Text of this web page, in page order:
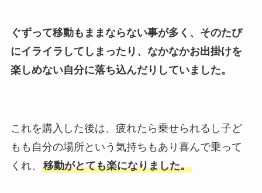
ぐずって移動もままならない事が多く、そのたび
にイライラしてしまったり、なかなかお出掛けを
楽しめない自分に落ち込んだりしていました。
これを購入した後は、疲れたら乗せられるし子ど
もも自分の場所という気持ちもあり喜んで乗って
くれ、 移動がとても楽になりました。